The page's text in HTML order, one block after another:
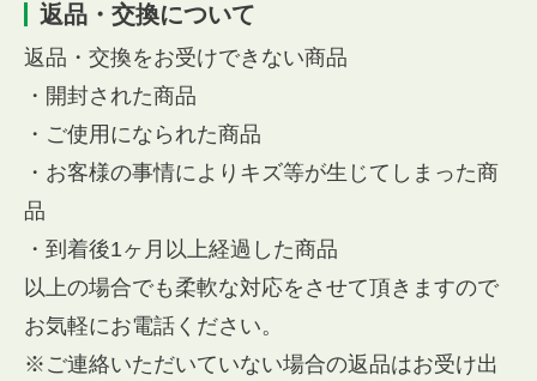
返品・交換について
返品・交換をお受けできない商品
・開封された商品
・ご使用になられた商品
・お客様の事情によりキズ等が生じてしまった商
品
・到着後1ヶ月以上経過した商品
以上の場合でも柔軟な対応をさせて頂きますので
お気軽にお電話ください。
※ご連絡いただいていない場合の返品はお受け出